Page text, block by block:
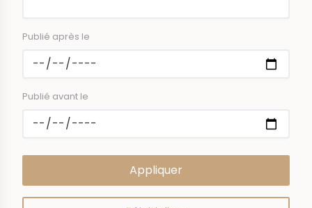
Publié après le
Publié avant le